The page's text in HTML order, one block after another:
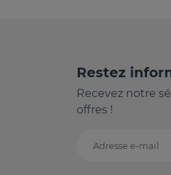
Restez
Recevez notre
offres !
Adresse e-mail